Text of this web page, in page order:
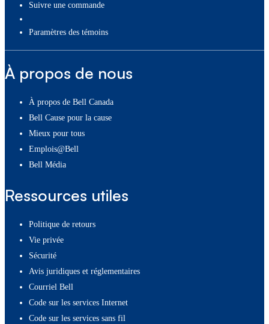
Suivre une commande
paramètres des témoins
À propos de nous
À propos de Bell Canada
Bell Cause pour la cause
Mieux pour tous
Emplois@Bell
Bell Média
Ressources utiles
Politique de retours
Vie privée
Sécurité
Avis juridiques et réglementaires
Courriel Bell
Code sur les services Internet
Code sur les services sans fil